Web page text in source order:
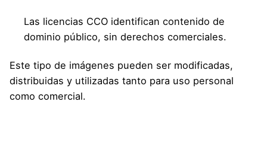
Las licencias CCO identifican contenido de
dominio público, sin derechos comerciales.
Este tipo de imágenes pueden ser modificadas,
distribuidas y utilizadas tanto para uso personal
como comercial.